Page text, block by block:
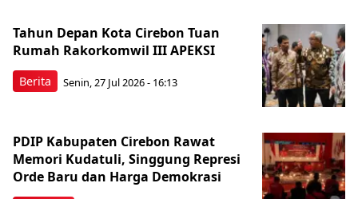
Berita
Tahun Depan Kota Cirebon Tuan
Rumah Rakorkomwil III APEKSI
Senin, 27 Jul 2026 - 16:13
PDIP Kabupaten Cirebon Rawat
Memori Kudatuli, Singgung Represi
Orde Baru dan Harga Demokrasi